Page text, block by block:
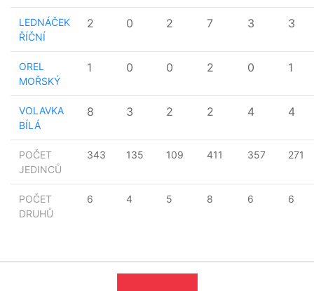
POČET
JEDINCŮ
343 135 109 411 357 271
POČET
DRUHŮ
6 4 5 8 6 6
LEDNÁČEK
ŘÍČNÍ
2 0 2 7 3 3
OREL
MOŘSKÝ
1 0 0 2 0 1
VOLAVKA
BÍLÁ
8 3 2 2 4 4